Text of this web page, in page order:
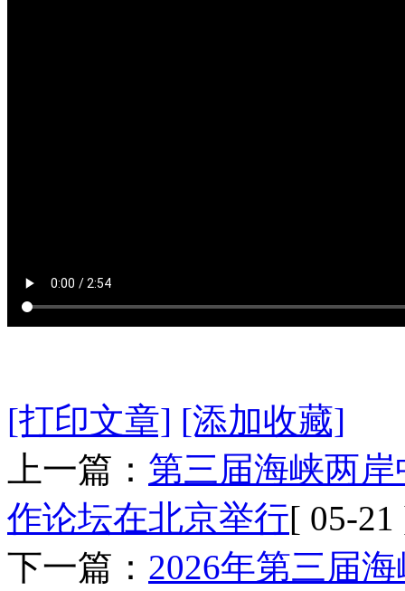
[打印文章] [添加收藏]
上一篇： 第三届海峡两
作论坛在北京举行[ 05-21
下一篇： 2026年第三届